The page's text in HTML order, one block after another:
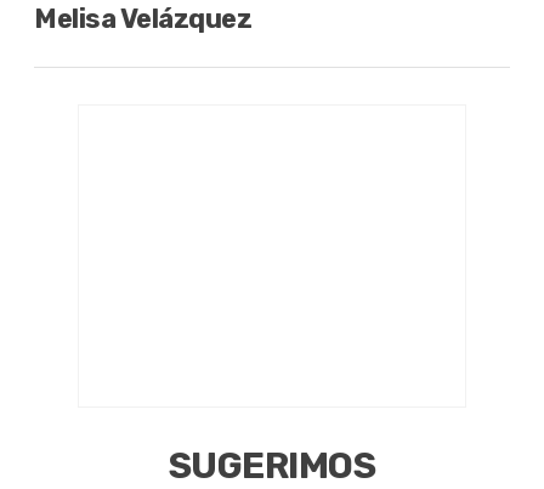
Melisa Velázquez
SUGERIMOS